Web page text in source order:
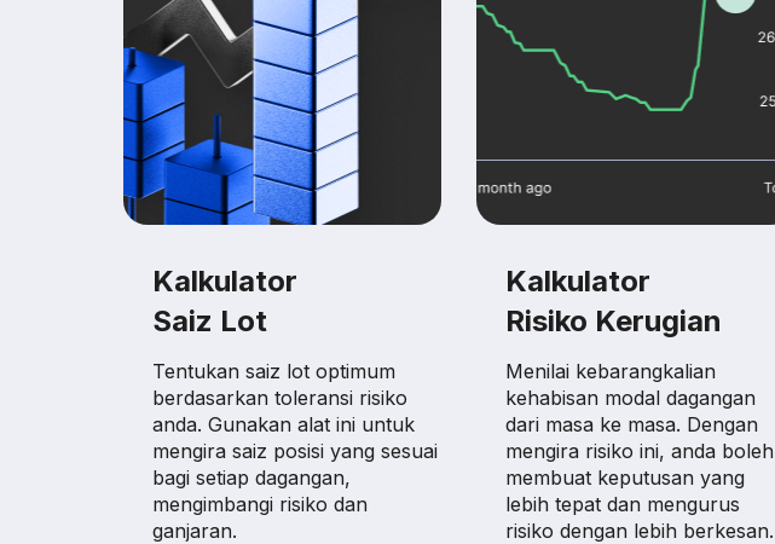
Kalkulator
Saiz Lot
Tentukan saiz lot optimum
berdasarkan toleransi risiko
anda. Gunakan alat ini untuk
mengira saiz posisi yang sesuai
bagi setiap dagangan,
mengimbangi risiko dan
ganjaran.
Kalkulator
Risiko Kerugian
Menilai kebarangkalian
kehabisan modal dagangan
dari masa ke masa. Dengan
mengira risiko ini, anda boleh
membuat keputusan yang
lebih tepat dan mengurus
risiko dengan lebih berkesan.